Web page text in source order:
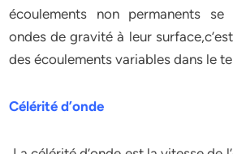
écoulements non permanents
ondes de gravité à leur
des écoulements variables dans le
Célérité d’onde